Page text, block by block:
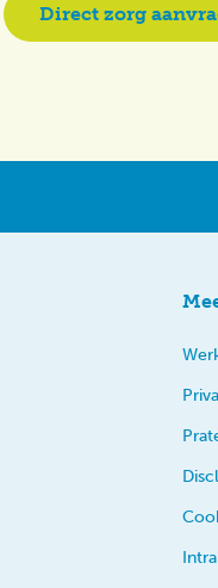
Direct zorg